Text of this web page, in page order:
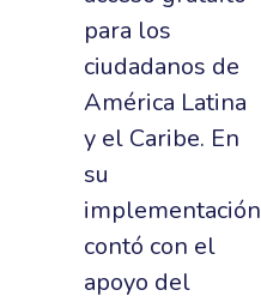
para los
ciudadanos de
América Latina
y el Caribe. En
su
implementación
contó con el
apoyo del